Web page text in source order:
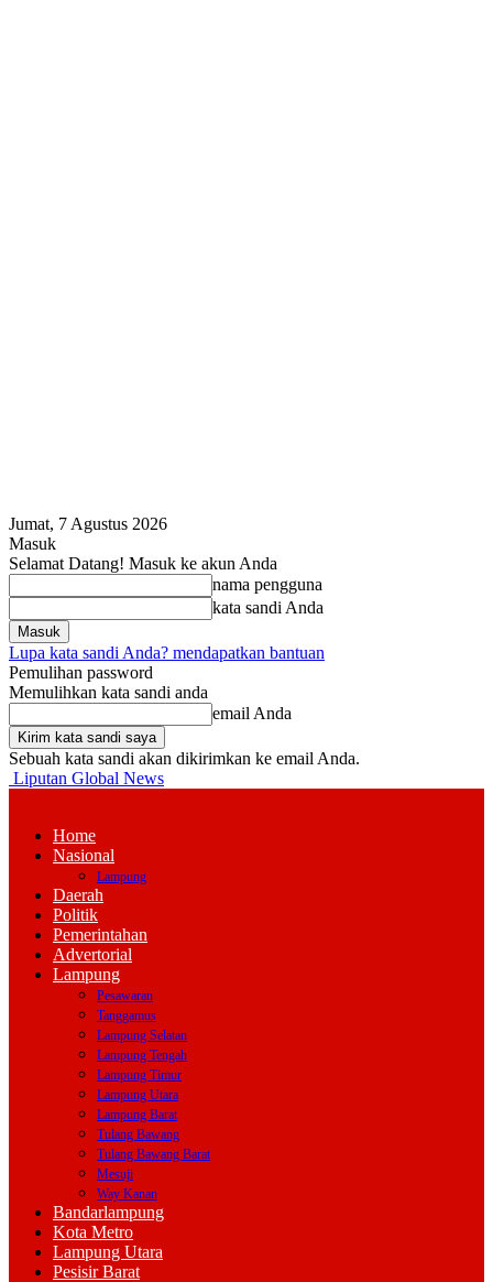
Jumat, 7 Agustus 2026
Masuk
Selamat Datang! Masuk ke akun Anda
nama pengguna
kata sandi Anda
Lupa kata sandi Anda? mendapatkan bantuan
Pemulihan password
Memulihkan kata sandi anda
email Anda
Sebuah kata sandi akan dikirimkan ke email Anda.
Liputan Global News
Home
Nasional
Lampung
Daerah
Politik
Pemerintahan
Advertorial
Lampung
Pesawaran
Tanggamus
Lampung Selatan
Lampung Tengah
Lampung Timur
Lampung Utara
Lampung Barat
Tulang Bawang
Tulang Bawang Barat
Mesuji
Way Kanan
Bandarlampung
Kota Metro
Lampung Utara
Pesisir Barat